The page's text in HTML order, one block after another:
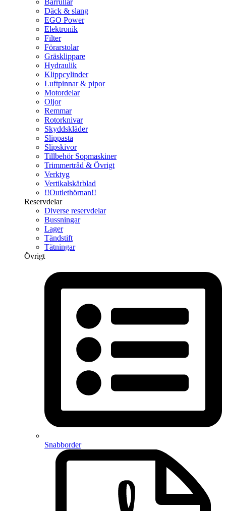
Bärrullar
Däck & slang
EGO Power
Elektronik
Filter
Förarstolar
Gräsklippare
Hydraulik
Klippcylinder
Luftpinnar & pipor
Motordelar
Oljor
Remmar
Rotorknivar
Skyddskläder
Slippasta
Slipskivor
Tillbehör Sopmaskiner
Trimmertråd & Övrigt
Verktyg
Vertikalskärblad
!!Outlethörnan!!
Reservdelar
Diverse reservdelar
Bussningar
Lager
Tändstift
Tätningar
Övrigt
Snabborder